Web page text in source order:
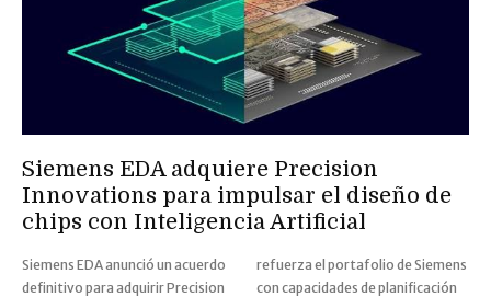
Siemens EDA adquiere Precision
Innovations para impulsar el diseño de
chips con Inteligencia Artificial
Siemens EDA anunció un acuerdo
definitivo para adquirir Precision
refuerza el portafolio de Siemens
con capacidades de planificación